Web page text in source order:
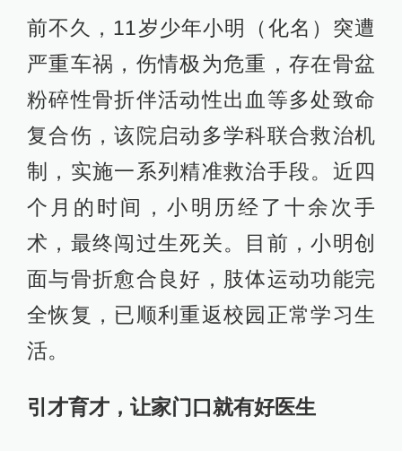
前不久，11岁少年小明（化名）突遭
严重车祸，伤情极为危重，存在骨盆
粉碎性骨折伴活动性出血等多处致命
复合伤，该院启动多学科联合救治机
制，实施一系列精准救治手段。近四
个月的时间，小明历经了十余次手
术，最终闯过生死关。目前，小明创
面与骨折愈合良好，肢体运动功能完
全恢复，已顺利重返校园正常学习生
活。
引才育才，让家门口就有好医生